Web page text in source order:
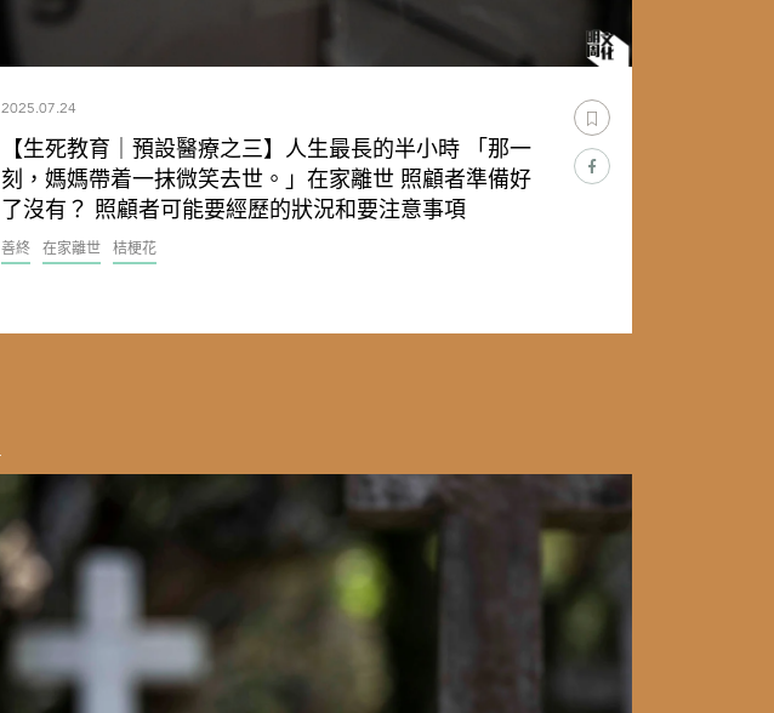
2025.07.24
【生死教育｜預設醫療之三】人生最長的半小時 「那一
刻，媽媽帶着一抹微笑去世。」在家離世 照顧者準備好
了沒有？ 照顧者可能要經歷的狀況和要注意事項
善終 在家離世 桔梗花